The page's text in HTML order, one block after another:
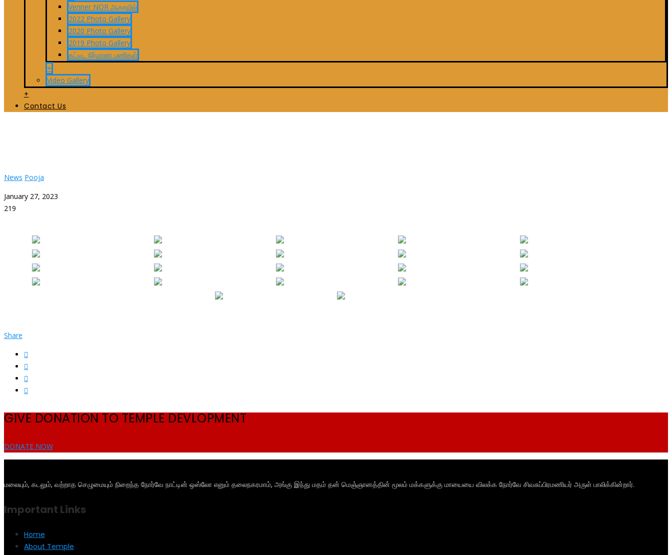
Venner NOR ஆதரவில்
2022 Photo Gallery
2020 Photo Gallery
2019 Photo Gallery
கட்டிட நிர்மாண பணிகள்
+
Video Gallery
+
Contact Us
News Pooja
January 27, 2023
219
Share
GIVE DONATION TO TEMPLE DEVLOPMENT
DONATE NOW
மலையும், கடலும், வற்றாத செழுமையும் நிறைந்த நோர்வே நாட்டின் ஒஸ்லோ எனும் தலைநகரமாம், அங்கு இந்து மதம் தன் மெஞ்ஞானத்தின் மூலம் மக்களுக்கு மாயையை விலக்க நோர்வே சிவசுப்பிரமணியர் அருள் பாலிக்கின்றார்.
Important Links
Home
About Temple